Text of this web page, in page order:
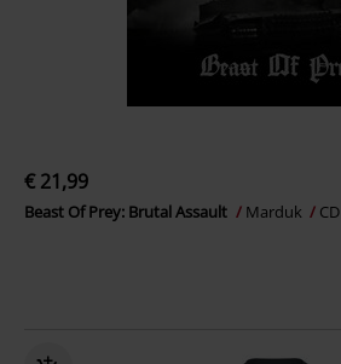
€ 21,99
Beast Of Prey: Brutal Assault Marduk CD